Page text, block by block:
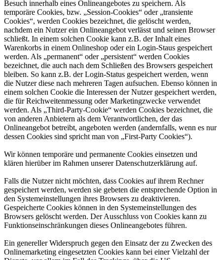
Besuch innerhalb eines Onlineangebotes zu speichern. Als
temporäre Cookies, bzw. „Session-Cookies“ oder „transiente
Cookies“, werden Cookies bezeichnet, die gelöscht werden,
nachdem ein Nutzer ein Onlineangebot verlässt und seinen Browser
schließt. In einem solchen Cookie kann z.B. der Inhalt eines
Warenkorbs in einem Onlineshop oder ein Login-Staus gespeichert
werden. Als „permanent“ oder „persistent“ werden Cookies
bezeichnet, die auch nach dem Schließen des Browsers gespeichert
bleiben. So kann z.B. der Login-Status gespeichert werden, wenn
die Nutzer diese nach mehreren Tagen aufsuchen. Ebenso können in
einem solchen Cookie die Interessen der Nutzer gespeichert werden,
die für Reichweitenmessung oder Marketingzwecke verwendet
werden. Als „Third-Party-Cookie“ werden Cookies bezeichnet, die
von anderen Anbietern als dem Verantwortlichen, der das
Onlineangebot betreibt, angeboten werden (andernfalls, wenn es nur
dessen Cookies sind spricht man von „First-Party Cookies“).
Wir können temporäre und permanente Cookies einsetzen und
klären hierüber im Rahmen unserer Datenschutzerklärung auf.
Falls die Nutzer nicht möchten, dass Cookies auf ihrem Rechner
gespeichert werden, werden sie gebeten die entsprechende Option in
den Systemeinstellungen ihres Browsers zu deaktivieren.
Gespeicherte Cookies können in den Systemeinstellungen des
Browsers gelöscht werden. Der Ausschluss von Cookies kann zu
Funktionseinschränkungen dieses Onlineangebotes führen.
Ein genereller Widerspruch gegen den Einsatz der zu Zwecken des
Onlinemarketing eingesetzten Cookies kann bei einer Vielzahl der